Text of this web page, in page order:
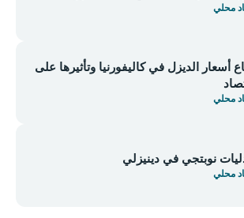
محلي
أسعار الديزل في كاليفورنيا وتأثيرها على
محلي
نوبتجي في دينيزلي
محلي